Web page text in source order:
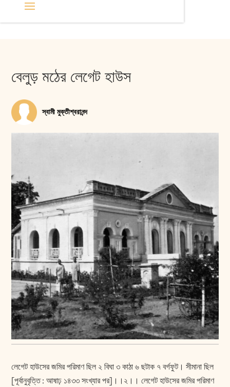
বেলুড় মঠের লেগেট হাউস
স্বামী মুক্তীশ্বরানন্দ
লেগেট হাউসের জমির পরিমাণ ছিল ২ বিঘা ৩ কাঠা ৬ ছটাক ৭ বর্গফুট। সীমানা ছিল
[পূর্বানুবৃত্তি : আষাঢ় ১৪৩৩ সংখ্যার পর]।।২।। লেগেট হাউসের জমির পরিমাণ